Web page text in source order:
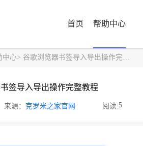
首页 帮助中心
中心> 谷歌浏览器书签导入导出操作完整教程
签导入导出操作完整教程
来源： 克罗米之家官网 阅读:5